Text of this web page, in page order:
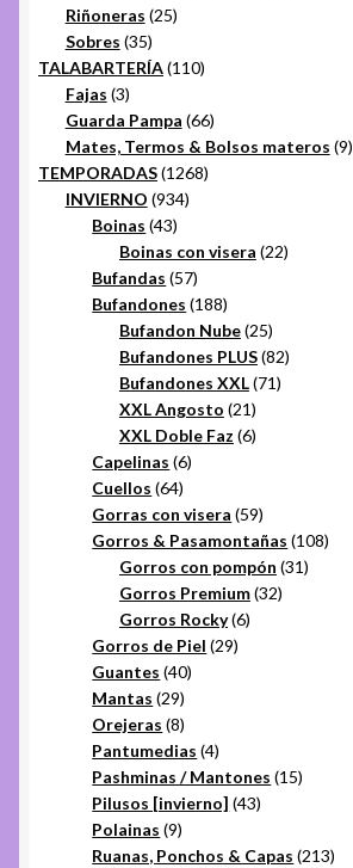
Riñoneras 2525
Sobres 3535
productos
TALABARTERÍA 110110
Fajas 33
productos
Guarda Pampa 6666
productos
Mates, Termos & Bolsos materos 99
TEMPORADAS 12681268
INVIERNO 934934
Boinas 4343
productos
Boinas con visera 2222
Bufandas 5757
productos
Bufandones 188188
productos
Bufandon Nube 2525
productos
Bufandones PLUS 8282
Bufandones XXL 7171
XXL Angosto 2121
productos
XXL Doble Faz 66
Capelinas 66
Cuellos 6464
productos
Gorras con visera 5959
productos
Gorros & Pasamontañas 108108
Gorros con pompón 3131
Gorros Premium 3232
Gorros Rocky 66
Gorros de Piel 2929
Guantes 4040
Mantas 2929
productos
Orejeras 88
productos
Pantumedias 44
productos
Pashminas / Mantones 1515
Pilusos [invierno] 4343
Polainas 99
productos
Ruanas, Ponchos & Capas 213213